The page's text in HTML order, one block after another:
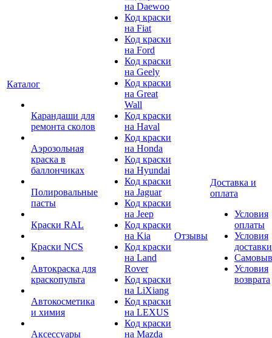
Каталог
Карандаши для
ремонта сколов
Аэрозольная
краска в
баллончиках
Полировальные
пасты
Краски RAL
Краски NCS
Автокраска для
краскопульта
Автокосметика
и химия
Аксессуары
на Daewoo
Код краски
на Fiat
Код краски
на Ford
Код краски
на Geely
Код краски
на Great
Wall
Код краски
на Haval
Код краски
на Honda
Код краски
на Hyundai
Код краски
на Jaguar
Код краски
на Jeep
Код краски
на Kia
Код краски
на Land
Rover
Код краски
на LiXiang
Код краски
на LEXUS
Код краски
на Mazda
Отзывы
Доставка и
оплата
Условия
оплаты
Условия
доставки
Условия
возврата